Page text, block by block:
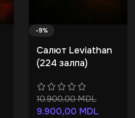
-9%
Салют Leviathan
(224 залпа)
10.900,00MDL
9.900,00 MDL